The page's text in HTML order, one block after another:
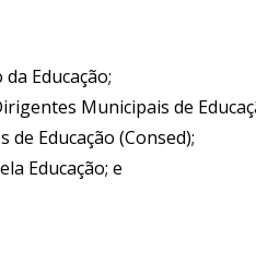
Educação;
Municipais de
Educação (Consed);
Educação; e